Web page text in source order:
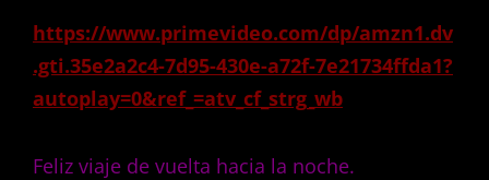
https://www.primevideo.com/dp/amzn1.dv
.gti.35e2a2c4-7d95-430e-a72f-7e21734ffda1?
autoplay=0&ref_=atv_cf_strg_wb
Feliz viaje de vuelta hacia la noche.